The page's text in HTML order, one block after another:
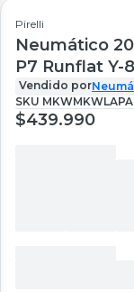
Pirelli
Neumático
P7
Vendido por
SKU
$439.990